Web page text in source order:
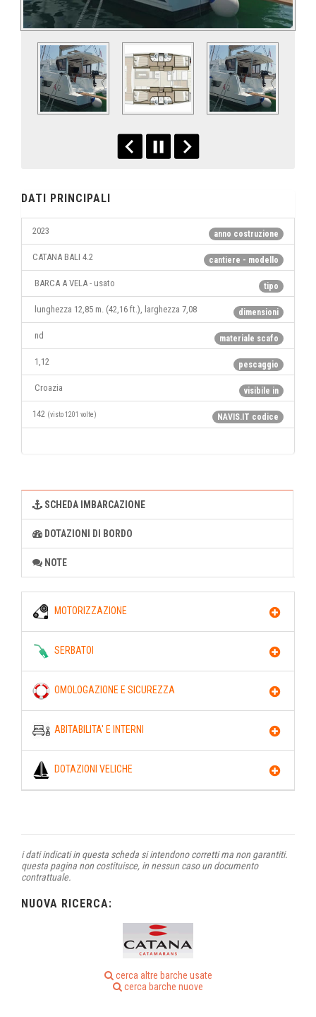
DATI PRINCIPALI
anno costruzione
2023
cantiere - modello
CATANA BALI 4.2
tipo
BARCA A VELA - usato
dimensioni
lunghezza 12,85 m. (42,16 ft.), larghezza 7,08
materiale scafo
nd
pescaggio
1,12
visibile in
Croazia
NAVIS.IT codice
142 (visto 1201 volte)
SCHEDA IMBARCAZIONE
DOTAZIONI DI BORDO
NOTE
MOTORIZZAZIONE
SERBATOI
OMOLOGAZIONE E SICUREZZA
ABITABILITA' E INTERNI
DOTAZIONI VELICHE
i dati indicati in questa scheda si intendono corretti ma non garantiti.
questa pagina non costituisce, in nessun caso un documento
contrattuale.
NUOVA RICERCA:
cerca altre barche usate
cerca barche nuove